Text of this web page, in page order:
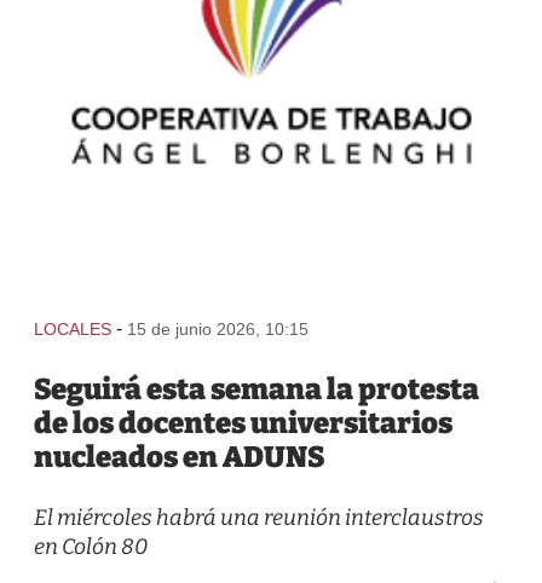
LOCALES - 15 de junio 2026, 10:15
Seguirá esta semana la protesta
de los docentes universitarios
nucleados en ADUNS
El miércoles habrá una reunión interclaustros
en Colón 80